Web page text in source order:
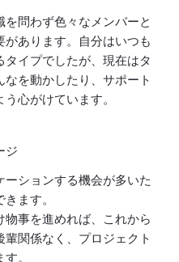
問わず色々なメンバーと
あります。自分はいつも
イプでしたが、現在はタ
を動かしたり、サポート
心がけています。
ジ
ションする機会が多いた
ます。
物事を進めれば、これから
輩関係なく、プロジェクト
。